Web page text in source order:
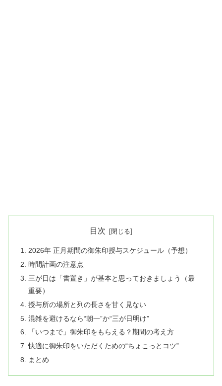
目次
2026年 正月期間の御朱印授与スケジュール（予想）
時間計画の注意点
三が日は「書置き」が基本と思っておきましょう（最
重要）
授与所の場所と列の長さを甘く見ない
混雑を避けるなら“朝一”か“三が日明け”
「いつまで」御朱印をもらえる？期間の考え方
快適に御朱印をいただくための“ちょこっとコツ”
まとめ